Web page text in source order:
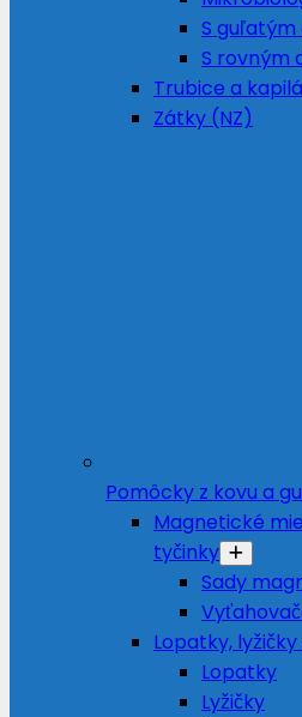
S guľatým
S rovným
Trubice a
Zátky (NZ)
Pomôcky z kovu a
Magnetické
tyčinky
Sady
Lopatky,
Lopatky
Lyžičky